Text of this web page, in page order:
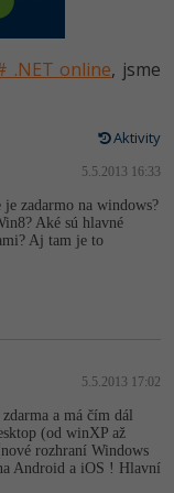
.NET online, jsme
Aktivity
5.5.2013 16:33
zadarmo na windows?
Aké sú hlavné
Aj tam je to
5.5.2013 17:02
a má čím dál
(od winXP až
rozhraní Windows
Android a iOS ! Hlavní